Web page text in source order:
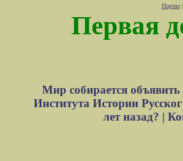
Портал|
Первая
Мир собирается
Института Истории
лет назад? |